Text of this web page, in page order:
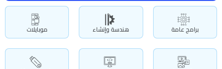
برامج عامة هندسة وإنشاء موبايلات